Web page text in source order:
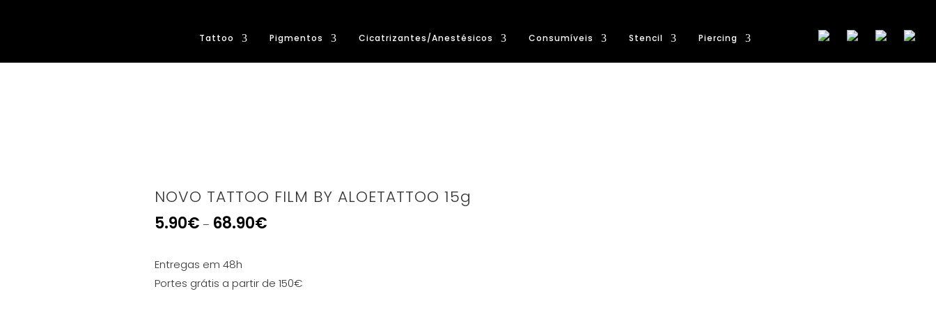
Tattoo Pigmentos Cicatrizantes/Anestésicos Consumíveis Stencil Piercing
NOVO TATTOO FILM BY ALOETATTOO 15g
5.90€ – 68.90€
Entregas em 48h
Portes grátis a partir de 150€